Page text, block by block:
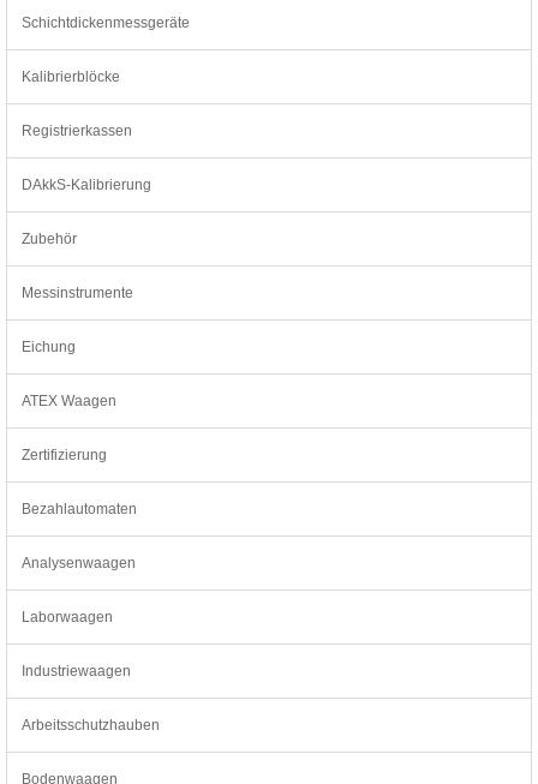
Schichtdickenmessgeräte
Kalibrierblöcke
Registrierkassen
DAkkS-Kalibrierung
Zubehör
Messinstrumente
Eichung
ATEX Waagen
Zertifizierung
Bezahlautomaten
Analysenwaagen
Laborwaagen
Industriewaagen
Arbeitsschutzhauben
Bodenwaagen